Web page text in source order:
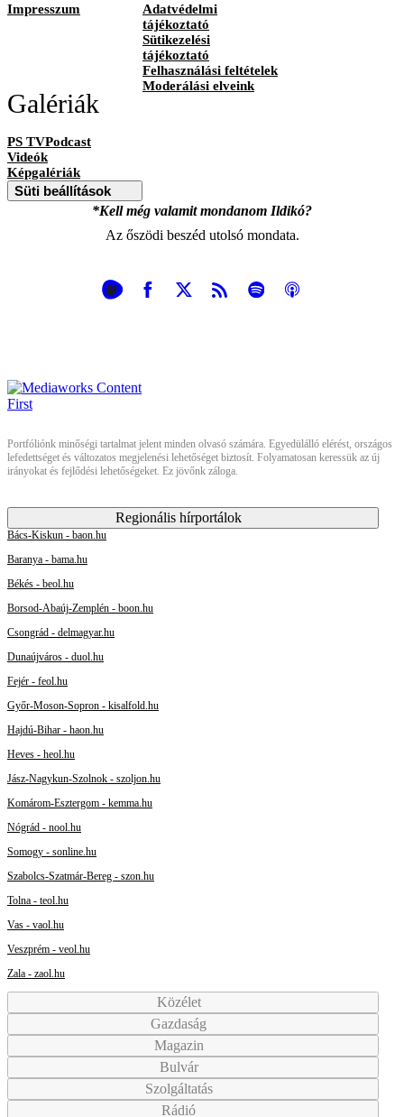
Impresszum
Adatvédelmi
tájékoztató
Sütikezelési
tájékoztató
Felhasználási feltételek
Moderálási elveink
Galériák
PS TVPodcast
Videók
Képgalériák
Süti beállítások
*Kell még valamit mondanom Ildikó?
Az őszödi beszéd utolsó mondata.
Portfóliónk minőségi tartalmat jelent minden olvasó számára. Egyedülálló elérést, országos
lefedettséget és változatos megjelenési lehetőséget biztosít. Folyamatosan keressük az új
irányokat és fejlődési lehetőségeket. Ez jövőnk záloga.
Regionális hírportálok
Bács-Kiskun - baon.hu
Baranya - bama.hu
Békés - beol.hu
Borsod-Abaúj-Zemplén - boon.hu
Csongrád - delmagyar.hu
Dunaújváros - duol.hu
Fejér - feol.hu
Győr-Moson-Sopron - kisalfold.hu
Hajdú-Bihar - haon.hu
Heves - heol.hu
Jász-Nagykun-Szolnok - szoljon.hu
Komárom-Esztergom - kemma.hu
Nógrád - nool.hu
Somogy - sonline.hu
Szabolcs-Szatmár-Bereg - szon.hu
Tolna - teol.hu
Vas - vaol.hu
Veszprém - veol.hu
Zala - zaol.hu
Közélet
Gazdaság
Magazin
Bulvár
Szolgáltatás
Rádió